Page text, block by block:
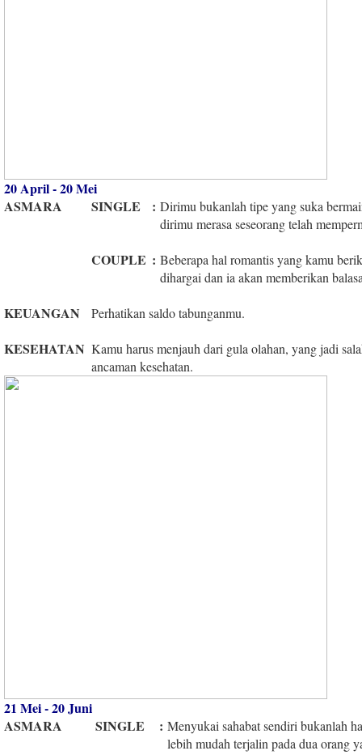
20 April - 20 Mei
ASMARA
SINGLE : Dirimu bukanlah tipe yang suka
dirimu merasa seseorang telah
COUPLE : Beberapa hal romantis yang kamu
dihargai dan ia akan memberikan
KEUANGAN Perhatikan saldo tabunganmu.
KESEHATAN Kamu harus menjauh dari gula olahan, yang jadi
ancaman kesehatan.
21 Mei - 20 Juni
ASMARA
SINGLE : Menyukai sahabat sendiri bukanlah
lebih mudah terjalin pada dua orang